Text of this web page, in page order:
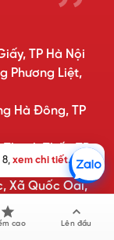
cao Lên đầu
8, xem chi tiết.
TP Hà Nội
Phương Liệt,
Hà Đông, TP
Thạch Thất, TP
Xã Quốc Oai,
Bắc Ninh